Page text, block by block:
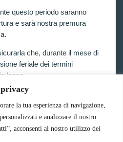
la tua esperienza di navigazione,
e analizzare il nostro
acconsenti al nostro utilizzo dei
questo periodo saranno
e sarà nostra premura
che, durante il mese di
feriale dei termini
legge.
casi, i termini relativi a
altri adempimenti
dinanzi al TAR, sono